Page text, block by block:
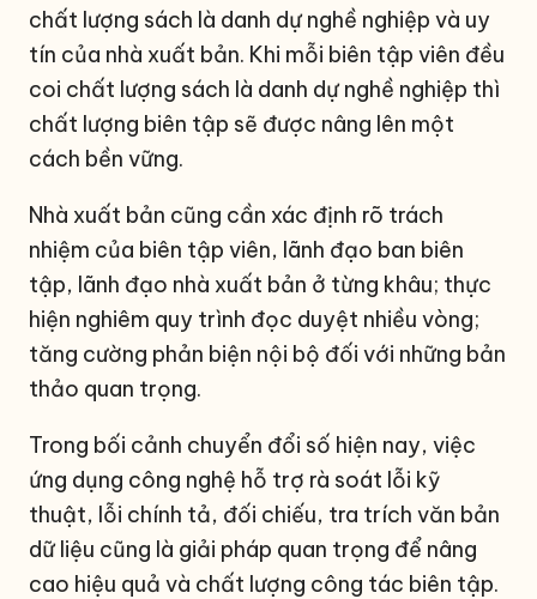
chất lượng sách là danh dự nghề nghiệp và uy
tín của nhà xuất bản. Khi mỗi biên tập viên đều
coi chất lượng sách là danh dự nghề nghiệp thì
chất lượng biên tập sẽ được nâng lên một
cách bền vững.
Nhà xuất bản cũng cần xác định rõ trách
nhiệm của biên tập viên, lãnh đạo ban biên
tập, lãnh đạo nhà xuất bản ở từng khâu; thực
hiện nghiêm quy trình đọc duyệt nhiều vòng;
tăng cường phản biện nội bộ đối với những bản
thảo quan trọng.
Trong bối cảnh chuyển đổi số hiện nay, việc
ứng dụng công nghệ hỗ trợ rà soát lỗi kỹ
thuật, lỗi chính tả, đối chiếu, tra trích văn bản
dữ liệu cũng là giải pháp quan trọng để nâng
cao hiệu quả và chất lượng công tác biên tập.